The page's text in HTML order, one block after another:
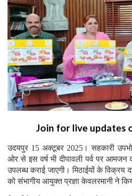
Join for live updates
उदयपुर 15 अक्टूबर 2025। सहकारी
ओर से इस वर्ष भी दीपावली पर्व पर आमजन
उपलब्ध कराई जाएगी। मिठाईयों के विक्रय
को संभागीय आयुक्त प्रज्ञा केवलरमानी ने